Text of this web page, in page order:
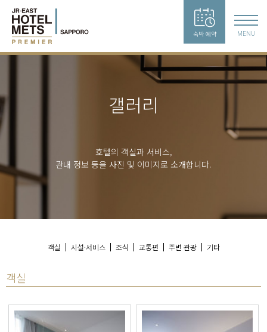
숙박 예약 MENU
갤러리
호텔의 객실과 서비스,
관내 정보 등을 사진 및 이미지로 소개합니다.
객실 시설·서비스 조식 교통편 주변 관광 기타
객실